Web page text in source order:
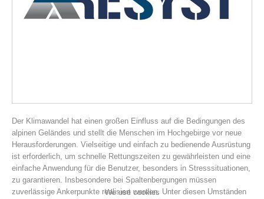
Der Klimawandel hat einen großen Einfluss auf die Bedingungen des
alpinen Geländes und stellt die Menschen im Hochgebirge vor neue
Herausforderungen. Vielseitige und einfach zu bedienende Ausrüstung
ist erforderlich, um schnelle Rettungszeiten zu gewährleisten und eine
einfache Anwendung für die Benutzer, besonders in Stresssituationen,
zu garantieren. Insbesondere bei Spaltenbergungen müssen
zuverlässige Ankerpunkte realisiert werden. Unter diesen Umständen
We use cookies